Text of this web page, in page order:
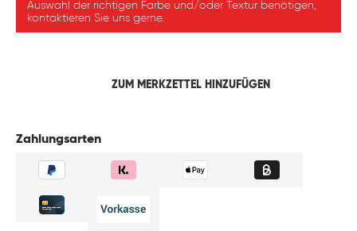
Auswahl der richtigen Farbe und/oder Textur benötigen,
kontaktieren Sie uns gerne.
ZUM MERKZETTEL HINZUFÜGEN
Zahlungsarten